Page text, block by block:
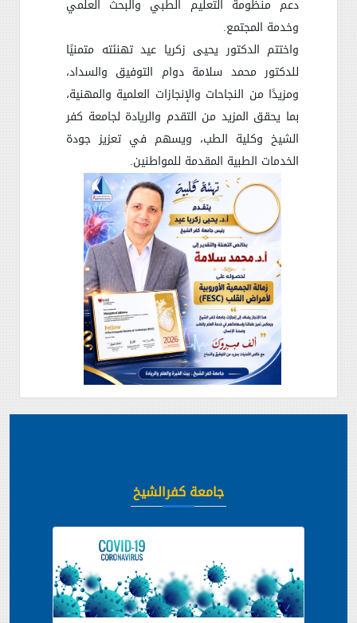
دعم منظومة التعليم الطبي والبحث العلمي
وخدمة المجتمع.
واختتم الدكتور يحيى زكريا عيد تهنئته متمنيًا
للدكتور محمد سلامة دوام التوفيق والسداد،
ومزيدًا من النجاحات والإنجازات العلمية والمهنية،
بما يحقق المزيد من التقدم والريادة لجامعة كفر
الشيخ وكلية الطب، ويسهم في تعزيز جودة
الخدمات الطبية المقدمة للمواطنين.
جامعة كفرالشيخ